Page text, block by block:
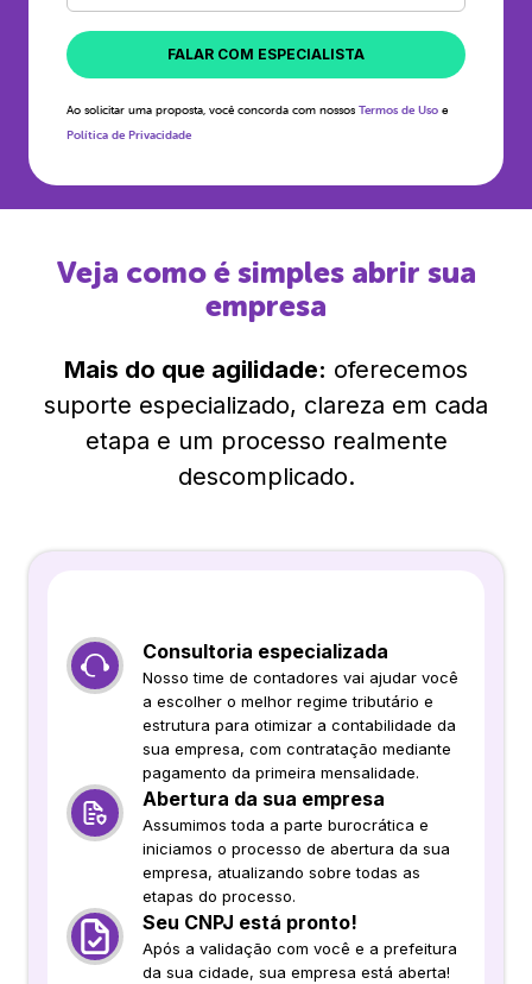
FALAR COM ESPECIALISTA
Ao solicitar uma proposta, você concorda com nossos Termos de Uso e
Política de Privacidade
Veja como é simples abrir sua
empresa
Mais do que agilidade: oferecemos
suporte especializado, clareza em cada
etapa e um processo realmente
descomplicado.
Consultoria especializada
Nosso time de contadores vai ajudar você
a escolher o melhor regime tributário e
estrutura para otimizar a contabilidade da
sua empresa, com contratação mediante
pagamento da primeira mensalidade.
Abertura da sua empresa
Assumimos toda a parte burocrática e
iniciamos o processo de abertura da sua
empresa, atualizando sobre todas as
etapas do processo.
Seu CNPJ está pronto!
Após a validação com você e a prefeitura
da sua cidade, sua empresa está aberta!